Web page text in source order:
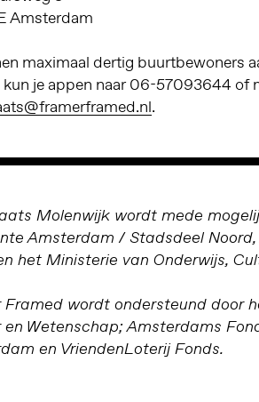
Amsterdam
maximaal dertig buurtbewoners
je appen naar 06-57093644 of
.
Molenwijk wordt mede
Amsterdam / Stadsdeel
het Ministerie van Onderwijs,
Framed wordt ondersteund door
en Wetenschap; Amsterdams
en VriendenLoterij Fonds.